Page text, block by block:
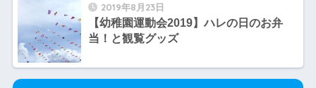
2019年8月23日
【幼稚園運動会2019】ハレの日のお弁
当！と観覧グッズ